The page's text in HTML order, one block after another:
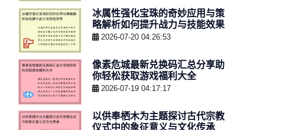
冰属性强化宝珠的奇妙应用与策
略解析如何提升战力与技能效果
2026-07-20 04:26:53
像素危城最新兑换码汇总分享助
你轻松获取游戏福利大全
2026-07-19 04:17:17
以供奉栖木为主题探讨古代宗教
仪式中的象征意义与文化传承